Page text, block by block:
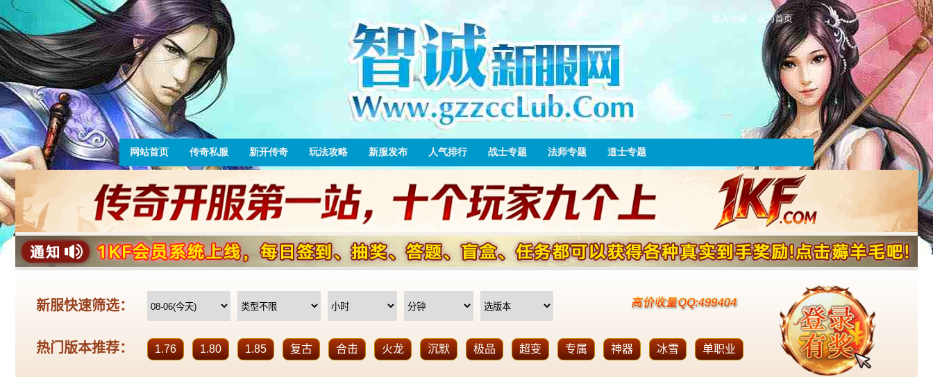
放入收藏 设为首页
网站首页 传奇私服 新开传奇 玩法攻略 新服发布 人气排行 战士专题 法师专题 道士专题